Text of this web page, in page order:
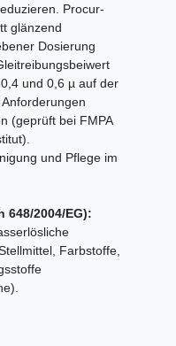
Procur-
glänzend
Dosierung
und 0,6 µ auf der
(geprüft bei FMPA
und Pflege im
648/2004/EG):
Farbstoffe,